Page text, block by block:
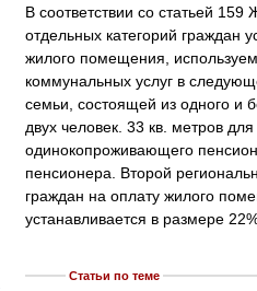
В соответствии со статьей
отдельных категорий граждан
жилого помещения,
коммунальных услуг в
семьи, состоящей из одного и
двух человек. 33 кв. метров
одинокопроживающего
пенсионера. Второй
граждан на оплату жилого
устанавливается в размере
Статьи по теме